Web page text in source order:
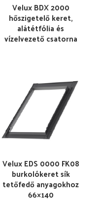
Velux BDX 2000
hőszigetelő keret,
alátétfólia és
vízelvezető csatorna
Velux EDS 0000 FK08
burkolókeret sík
tetőfedő anyagokhoz
66×140